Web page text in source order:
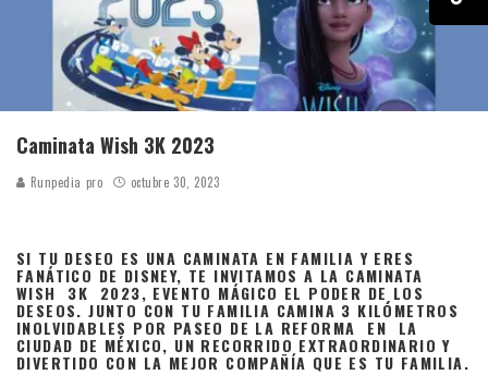
Caminata Wish 3K 2023
Runpedia pro octubre 30, 2023
SI TU DESEO ES UNA CAMINATA EN FAMILIA Y ERES
FANÁTICO DE DISNEY, TE INVITAMOS A LA CAMINATA
WISH 3K 2023, EVENTO MÁGICO EL PODER DE LOS
DESEOS. JUNTO CON TU FAMILIA CAMINA 3 KILÓMETROS
INOLVIDABLES POR PASEO DE LA REFORMA EN LA
CIUDAD DE MÉXICO, UN RECORRIDO EXTRAORDINARIO Y
DIVERTIDO CON LA MEJOR COMPAÑÍA QUE ES TU FAMILIA.